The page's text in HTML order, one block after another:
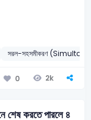
সরল-সহসমীকরণ
0 2k
শেষ করতে পারলে ৪